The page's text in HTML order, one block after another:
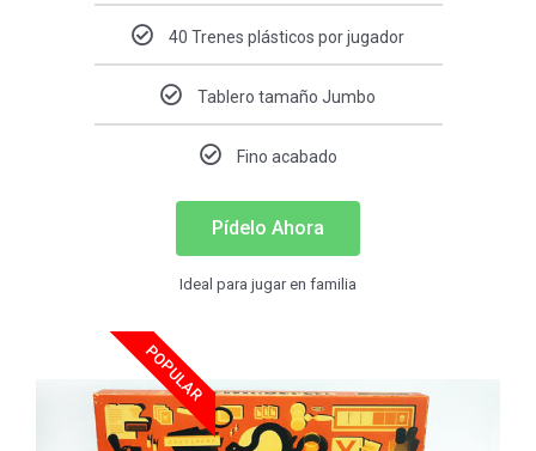
40 Trenes plásticos por jugador
Tablero tamaño Jumbo
Fino acabado
Pídelo Ahora
Ideal para jugar en familia
POPULAR